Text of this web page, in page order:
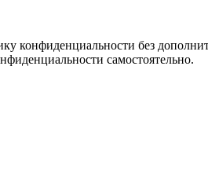
конфиденциальности без
самостоятельно.